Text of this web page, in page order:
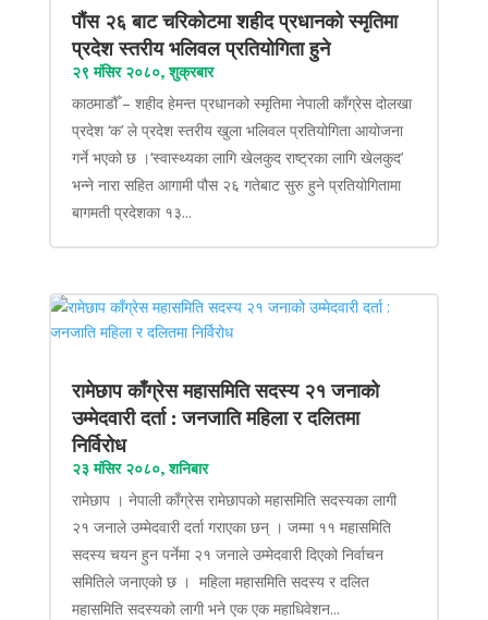
पौंस २६ बाट चरिकोटमा शहीद प्रधानको स्मृतिमा
प्रदेश स्तरीय भलिवल प्रतियोगिता हुने
२९ मंसिर २०८०, शुक्रबार
काठमाडौँ – शहीद हेमन्त प्रधानको स्मृतिमा नेपाली काँग्रेस दोलखा
प्रदेश ‘क’ ले प्रदेश स्तरीय खुला भलिवल प्रतियोगिता आयोजना
गर्ने भएको छ ।‘स्वास्थ्यका लागि खेलकुद राष्ट्रका लागि खेलकुद’
भन्ने नारा सहित आगामी पौस २६ गतेबाट सुरु हुने प्रतियोगितामा
बागमती प्रदेशका १३...
रामेछाप काँग्रेस महासमिति सदस्य २१ जनाको
उम्मेदवारी दर्ता : जनजाति महिला र दलितमा
निर्विरोध
२३ मंसिर २०८०, शनिबार
रामेछाप । नेपाली काँग्रेस रामेछापको महासमिति सदस्यका लागी
२१ जनाले उम्मेदवारी दर्ता गराएका छन् । जम्मा ११ महासमिति
सदस्य चयन हुन पर्नेमा २१ जनाले उम्मेदवारी दिएको निर्वाचन
समितिले जनाएको छ । महिला महासमिति सदस्य र दलित
महासमिति सदस्यको लागी भने एक एक महाधिवेशन...